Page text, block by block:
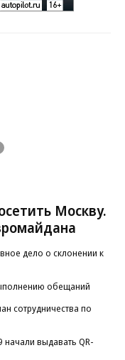
Москву.
дело о склонении к
обещаний
сотрудничества по
выдавать QR-